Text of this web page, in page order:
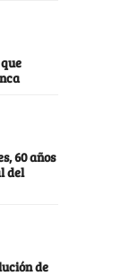
60 años
del
de